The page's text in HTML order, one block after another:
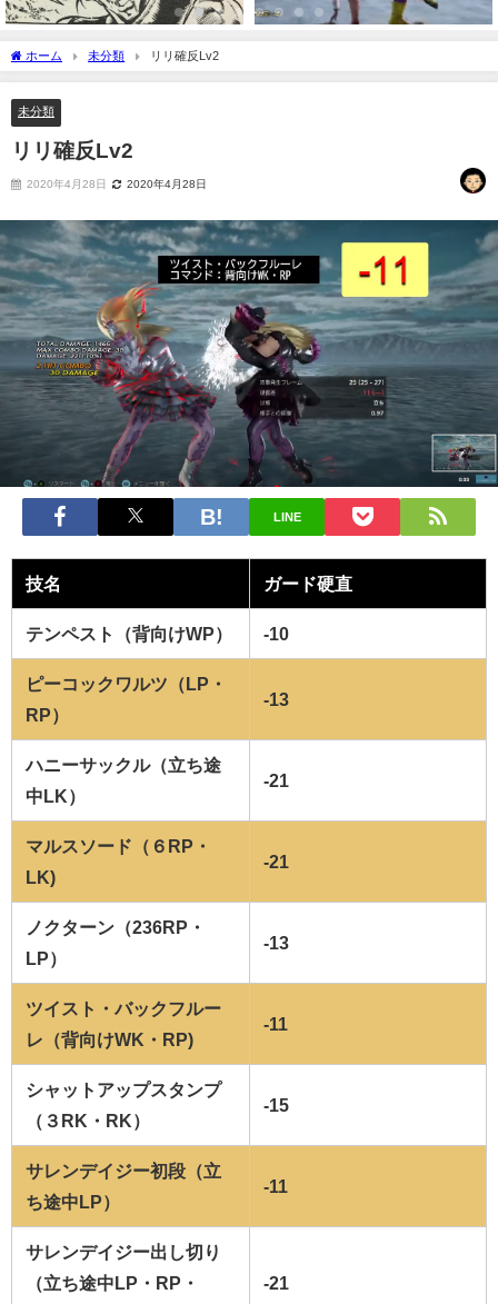
ホーム 未分類 リリ確反Lv2
未分類
リリ確反Lv2
2020年4月28日 2020年4月28日
LINE
技名 ガード硬直
テンペスト（背向けWP） -10
ピーコックワルツ（LP・
RP）
-13
ハニーサックル（立ち途
中LK）
-21
マルスソード（６RP・
LK)
-21
ノクターン（236RP・
LP）
-13
ツイスト・バックフルー
レ（背向けWK・RP)
-11
シャットアップスタンプ
（３RK・RK）
-15
サレンデイジー初段（立
ち途中LP）
-11
サレンデイジー出し切り
（立ち途中LP・RP・
-21